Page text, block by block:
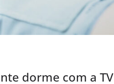
dorme com a TV